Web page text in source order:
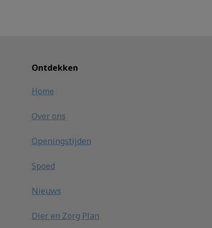
Ontdekken
Home
Over ons
Openingstijden
Spoed
Nieuws
Dier en Zorg Plan